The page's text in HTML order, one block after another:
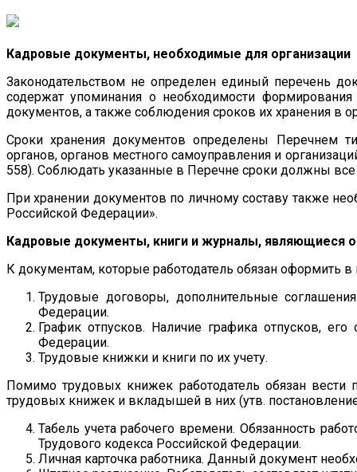
Кадровые документы, необходимые для организации
Законодательством не определен единый перечень
содержат упоминания о необходимости
документов, а также соблюдения сроков их хранения в
Сроки хранения документов определены Перечнем
органов, органов местного самоуправления и
558). Соблюдать указанные в Перечне сроки должны
При хранении документов по личному составу также
Российской Федерации».
Кадровые документы, книги и журналы, являющиеся
К документам, которые работодатель обязан оформить
Трудовые договоры, дополнительные
Федерации.
График отпусков. Наличие графика отпусков,
Федерации.
Трудовые книжки и книги по их учету.
Помимо трудовых книжек работодатель обязан
трудовых книжек и вкладышей в них (утв.
Табель учета рабочего времени. Обязанность
Трудового кодекса Российской Федерации.
Личная карточка работника. Данный документ